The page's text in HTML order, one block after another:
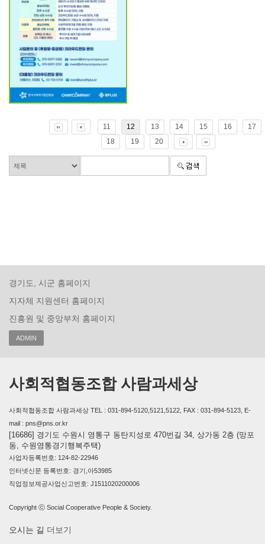
11 12 13 14 15 16
17
18
19 20
경기도, 시군 홈페이지
지자체 지원센터 홈페이지
진흥원 및 중앙부처 홈페이지
ADMIN
사회적협동조합 사람과세상
사회적협동조합 사람과세상 TEL : 031-894-5120,5121,5122, FAX : 031-894-5123, E-
mail : pns@pns.or.kr
[16686] 경기도 수원시 영통구 동탄지성로 470번길 34, 상가동 2층 (망포
동, 수원영통경기행복주택)
사업자등록번호: 124-82-22946
인터넷신문 등록번호: 경기,아53985
직업정보제공사업신고번호: J1511020200006
Copyright ⓒ Social Cooperative People & Society.
오시는 길 더보기